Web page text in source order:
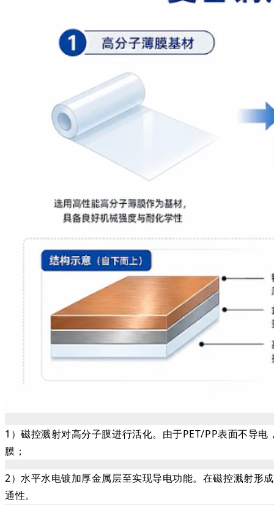
1）磁控溅射对高分子膜进行活化。由于PET/PP表面不导
膜；
2）水平水电镀加厚金属层至实现导电功能。在磁控溅射形
通性。